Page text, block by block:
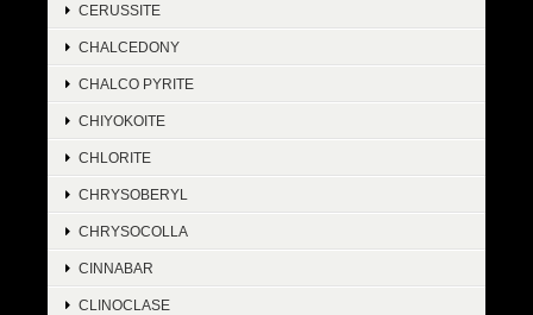
CERUSSITE
CHALCEDONY
CHALCO PYRITE
CHIYOKOITE
CHLORITE
CHRYSOBERYL
CHRYSOCOLLA
CINNABAR
CLINOCLASE